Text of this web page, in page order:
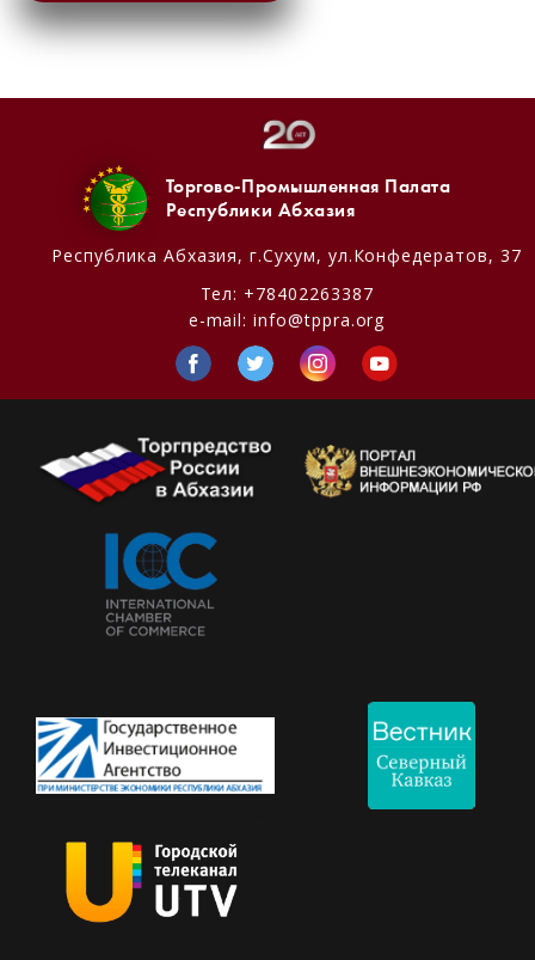
Торгово-Промышленная Палата
Республики Абхазия
Республика Абхазия, г.Сухум, ул.Конфедератов, 37
Тел: +78402263387
e-mail:info@tppra.org